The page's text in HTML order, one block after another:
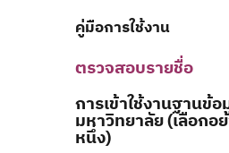
คู่มือการใช้งาน
ตรวจสอบรายชื่อ
การเข้าใช้งานฐานข้
มหาวิทยาลัย(เลือกอ
หนึ่ง)